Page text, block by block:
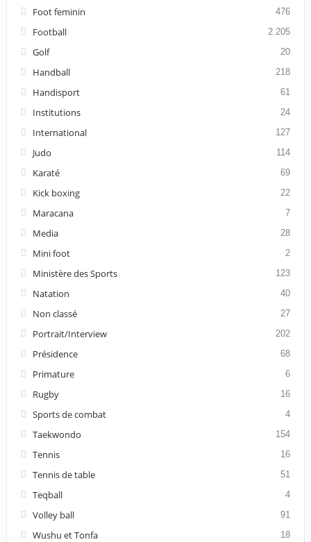
Foot feminin 476
Football 2 205
Golf 20
Handball 218
Handisport 61
Institutions 24
International 127
Judo 114
Karaté 69
Kick boxing 22
Maracana 7
Media 28
Mini foot 2
Ministère des Sports 123
Natation 40
Non classé 27
Portrait/Interview 202
Présidence 68
Primature 6
Rugby 16
Sports de combat 4
Taekwondo 154
Tennis 16
Tennis de table 51
Teqball 4
Volley ball 91
Wushu et Tonfa 18